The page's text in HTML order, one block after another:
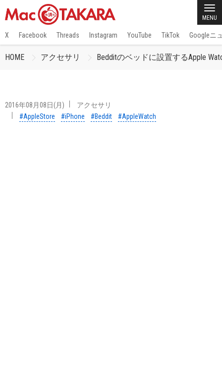
MENU
X Facebook Threads Instagram YouTube TikTok Googleニ
HOME アクセサリ Bedditのベッドに設置するApple
2016年08月08日(月)
アクセサリ
#AppleStore
#iPhone #Beddit #AppleWatch